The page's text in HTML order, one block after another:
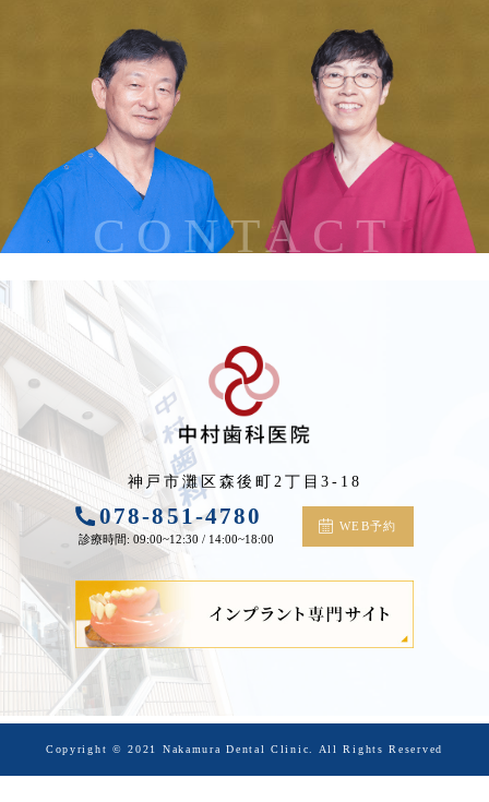
CONTACT
神戸市灘区森後町2丁目3-18
078-851-4780
診療時間: 09:00~12:30 / 14:00~18:00
WEB予約
Copyright © 2021 Nakamura Dental Clinic. All Rights Reserved